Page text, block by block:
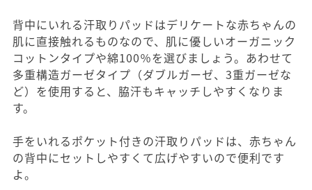
背中にいれる汗取りパッドはデリケートな赤ちゃんの
肌に直接触れるものなので、肌に優しいオーガニック
コットンタイプや綿100％を選びましょう。あわせて
多重構造ガーゼタイプ（ダブルガーゼ、3重ガーゼな
ど）を使用すると、脇汗もキャッチしやすくなりま
す。
手をいれるポケット付きの汗取りパッドは、赤ちゃん
の背中にセットしやすくて広げやすいので便利です
よ。